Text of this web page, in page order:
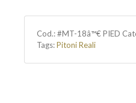
Cod.:#MT-18â™€ PIED
Tags:Pitoni Reali